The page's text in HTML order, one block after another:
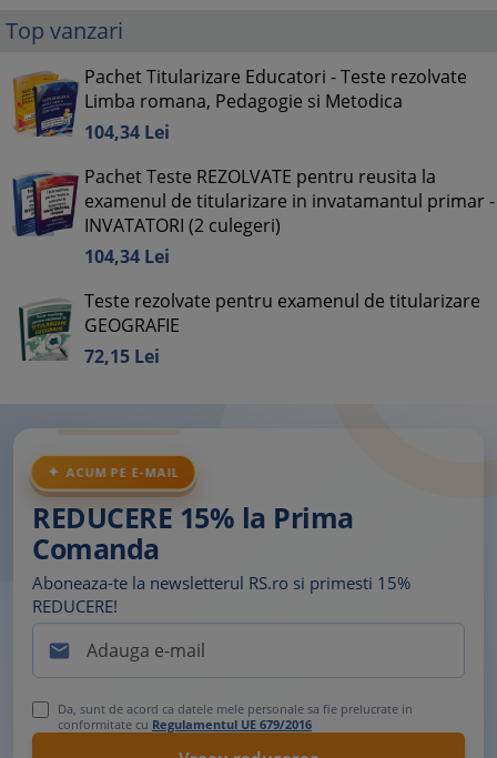
Top vanzari
Pachet Titularizare Educatori - Teste rezolvate
Limba romana, Pedagogie si Metodica
104,34 Lei
Pachet Teste REZOLVATE pentru reusita la
examenul de titularizare in invatamantul primar -
INVATATORI (2 culegeri)
104,34 Lei
Teste rezolvate pentru examenul de titularizare
GEOGRAFIE
72,15 Lei
ACUM PE E-MAIL
REDUCERE 15% la Prima
Comanda
Aboneaza-te la newsletterul RS.ro si primesti 15%
REDUCERE!

Da, sunt de acord ca datele mele personale sa fie prelucrate in
conformitate cu Regulamentul UE 679/2016